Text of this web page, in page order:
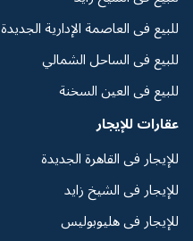
للبيع فى العاصمة الإدارية الجديدة
للبيع فى الساحل الشمالي
للبيع فى العين السخنة
عقارات للإيجار
للإيجار فى القاهرة الجديدة
للإيجار فى الشيخ زايد
للإيجار فى هليوبوليس